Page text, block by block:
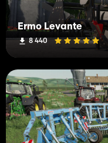
Ermo Levante
8 440